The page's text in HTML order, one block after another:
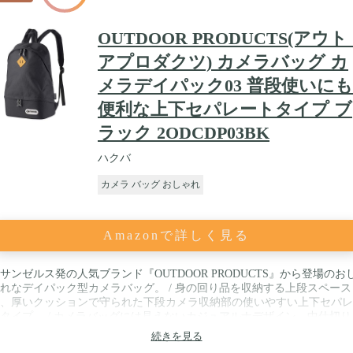
OUTDOOR PRODUCTS(アウト
アプロダクツ) カメラバッグ カ
メラデイパック03 普段使いにも
便利な上下セパレートタイプ ブ
ラック 2ODCDP03BK
ハクバ
カメラ バッグ おしゃれ
Amazonで詳しく見る
ンゼルス発の人気ブランド『OUTDOOR PRODUCTS』から登場のお
なデイパック型カメラバッグ。 / 身の回り品を収納する上段スペース
、厚いクッションで守られた下段カメラ収納部の使いやすい上下セパ
て取り外せば普段使いのデイパックとしても活躍します。 / カメラ収納
寸法 : 約W270×H125×D130mm PC収納部参考収容寸法 : 約
続きを見る